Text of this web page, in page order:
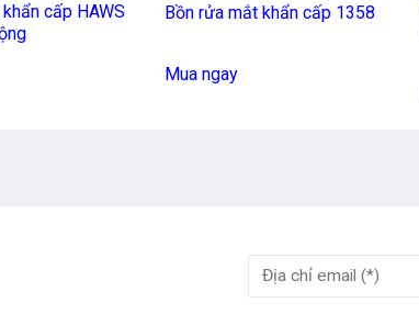
cấp HAWS
Bồn rửa mắt khẩn cấp 1358
Mua ngay